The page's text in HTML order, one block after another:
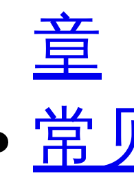
章
常